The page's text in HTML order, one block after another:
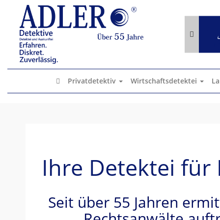
Privatdetektiv Wirtschaftsdetektei
Ihre Detektei für
Seit über 55 Jahren